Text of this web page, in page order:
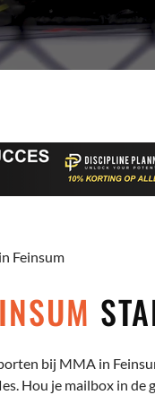
Feinsum
bij MMA in
Hou je mailbox in de